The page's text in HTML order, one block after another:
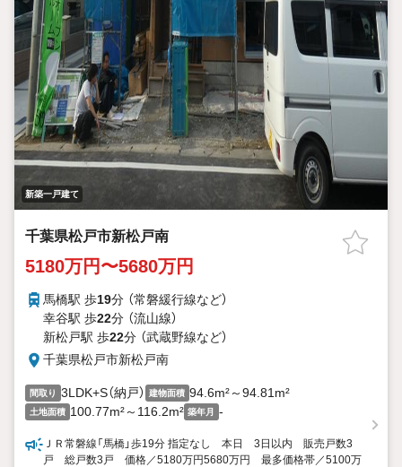
新築一戸建て
千葉県松戸市新松戸南
5180万円〜5680万円
馬橋駅 歩19分 （常磐緩行線など）
幸谷駅 歩22分 （流山線）
新松戸駅 歩22分 （武蔵野線など）
千葉県松戸市新松戸南
間取り 3LDK+S（納戸） 建物面積 94.6m²～94.81m²
土地面積 100.77m²～116.2m² 築年月 -
ＪＲ常磐線「馬橋」歩19分 指定なし 本日 3日以内 販売戸数3
戸 総戸数3戸 価格／5180万円5680万円 最多価格帯／5100万